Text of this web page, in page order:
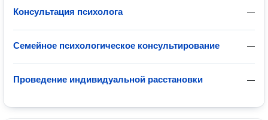
—
Консультация психолога
—
Семейное психологическое консультирование
—
Проведение индивидуальной расстановки